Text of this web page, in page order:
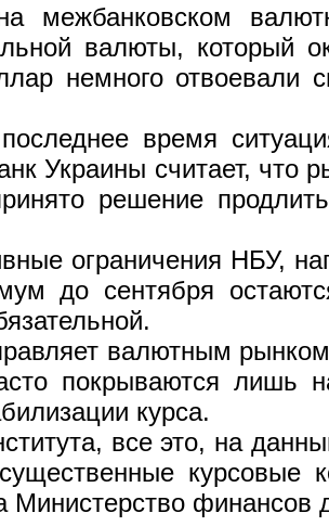
межбанковском
валюты, который
немного
время
Украины считает, что
решение
ограничения НБУ,
до сентября
валютным
покрываются лишь
курса.
все это, на
Министерство финансов